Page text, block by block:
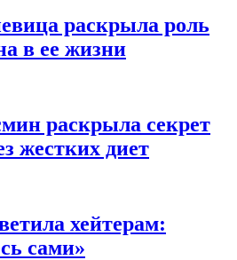
раскрыла роль
в ее жизни
раскрыла секрет
жестких диет
хейтерам:
сами»